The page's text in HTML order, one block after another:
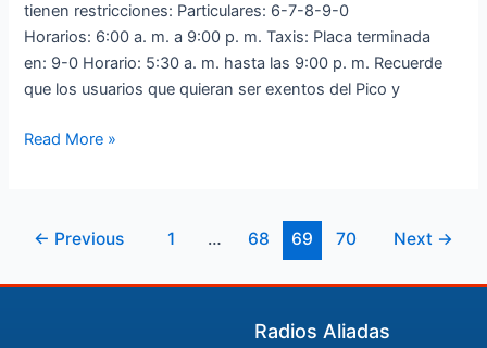
tienen restricciones: Particulares: 6-7-8-9-0
Horarios: 6:00 a. m. a 9:00 p. m. Taxis: Placa terminada
en: 9-0 Horario: 5:30 a. m. hasta las 9:00 p. m. Recuerde
que los usuarios que quieran ser exentos del Pico y
Read More »
← Previous 1 … 68 69 70 Next →
Radios Aliadas